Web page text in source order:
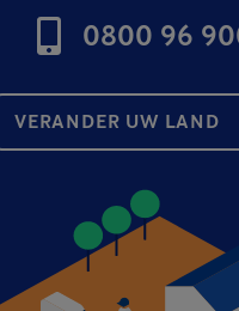
0800 96
VERANDER UW LAND